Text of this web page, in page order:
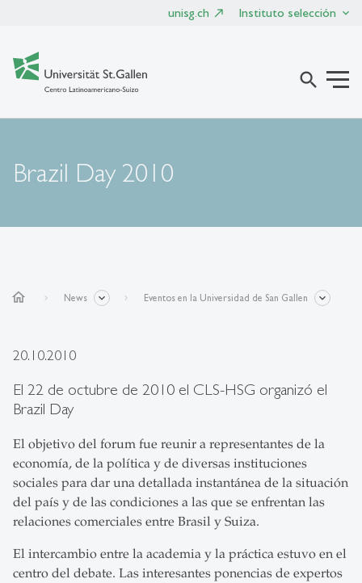
unisg.ch Instituto selección
search
Brazil Day 2010
home News Eventos en la Universidad de San Gallen
20.10.2010
El 22 de octubre de 2010 el CLS-HSG organizó el
Brazil Day
El objetivo del forum fue reunir a representantes de la
economía, de la política y de diversas instituciones
sociales para dar una detallada instantánea de la situación
del país y de las condiciones a las que se enfrentan las
relaciones comerciales entre Brasil y Suiza.
El intercambio entre la academia y la práctica estuvo en el
centro del debate. Las interesantes ponencias de expertos